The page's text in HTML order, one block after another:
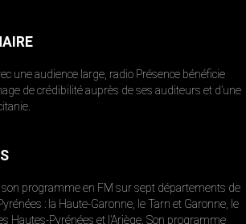
une audience large, radio Présence bénéficie
de crédibilité auprès de ses auditeurs et d’une
son programme en FM sur sept départements de
: la Haute-Garonne, le Tarn et Garonne, le
Hautes-Pyrénées et l’Ariège. Son programme